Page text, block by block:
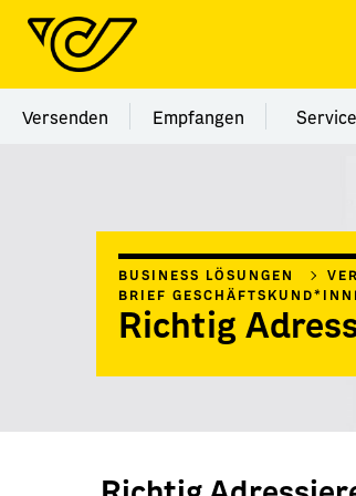
Menü Kategorie Versenden
Versenden Menü Kategorie
Empfangen
BUSINESS LÖSUNGEN
BRIEF
Richtig